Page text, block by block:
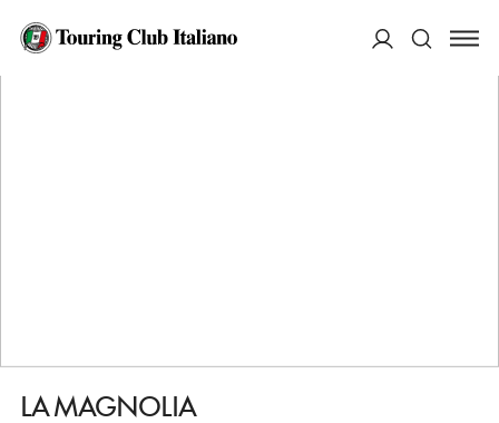
HOME
LA MAGNOLIA